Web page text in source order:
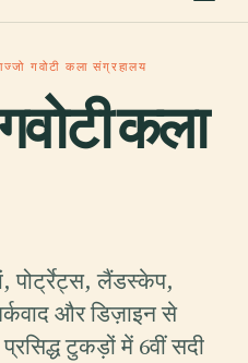
गवोटी कला संग्रहालय
कला
पोर्ट्रेट्स, लैंडस्केप,
और डिज़ाइन से
टुकड़ों में 6वीं सदी